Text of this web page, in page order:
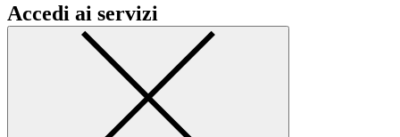
Accedi ai servizi